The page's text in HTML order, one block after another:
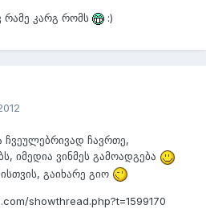
რამე კარგ რომს :)
ჩვეულებრივად ჩავრთე,
იმედია ვინმეს გამოადგება
გაიხარე გიო
showthread.php?t=1599170